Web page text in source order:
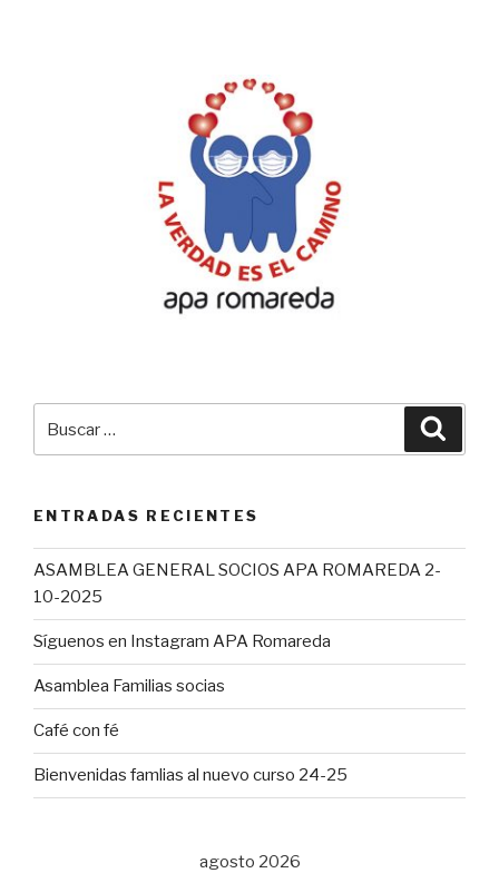
por:
ENTRADAS RECIENTES
ASAMBLEA GENERAL SOCIOS APA ROMAREDA 2-
10-2025
Síguenos en Instagram APA Romareda
Asamblea Familias socias
Café con fé
Bienvenidas famlias al nuevo curso 24-25
agosto 2026